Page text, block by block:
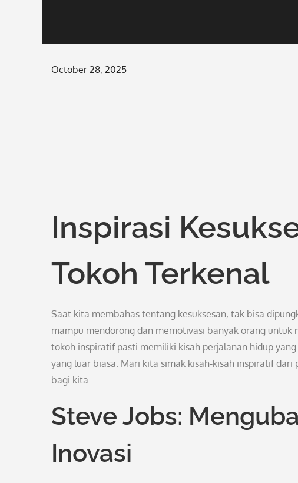
Posted
October 28, 2025
Inspirasi
Tokoh Terkenal
Saat kita membahas tentang kesuksesan, tak bisa
mampu mendorong dan memotivasi banyak orang untuk
tokoh inspiratif pasti memiliki kisah perjalanan hidup
yang luar biasa. Mari kita simak kisah-kisah inspiratif
bagi kita.
Steve Jobs:
Inovasi